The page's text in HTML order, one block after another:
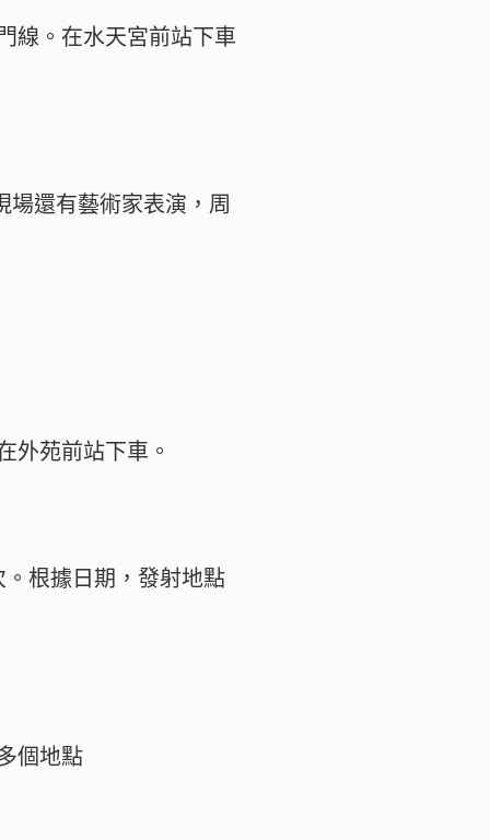
線。在水天宮前站下車
場還有藝術家表演，周
外苑前站下車。
根據日期，發射地點
個地點